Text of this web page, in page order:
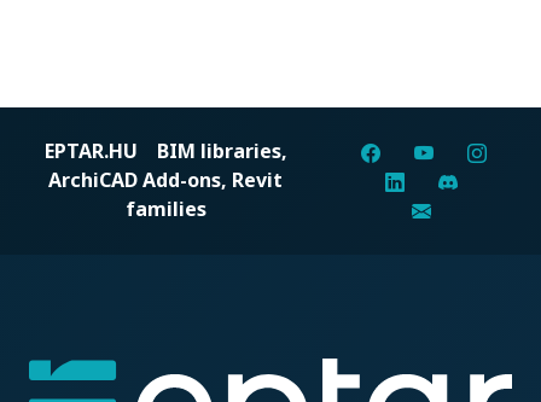
EPTAR.HU BIM libraries,
ArchiCAD Add-ons, Revit
families